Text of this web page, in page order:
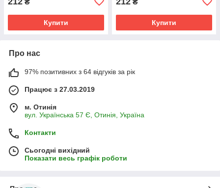
Купити Купити
Про нас
97% позитивних з 64 відгуків за рік
Працює з 27.03.2019
м. Отинія
вул. Українська 57 Є, Отинія, Україна
Контакти
Сьогодні вихідний
Показати весь графік роботи